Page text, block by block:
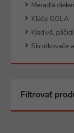
Meradlá
Kľúče GOLA
Kladivá,
Skrutkovače
Filtrovať